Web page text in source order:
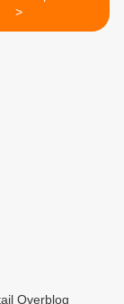
>
Overblog